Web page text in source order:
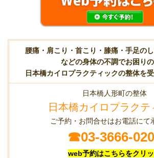
腰痛・肩こり・首こり・膝痛・手足の
などの身体の不調でお困りの
日本橋カイロプラクティックの整体を
日本橋人形町の整体
日本橋カイロプラクテ
ご予約・お問合せはお電話にて
☎03-3666-
web予約はこちらをクリ